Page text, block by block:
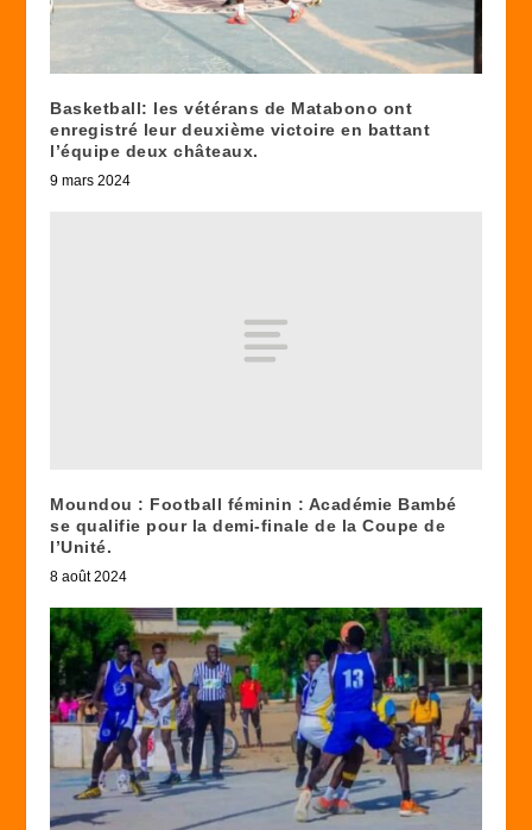
Basketball: les vétérans de Matabono ont
enregistré leur deuxième victoire en battant
l’équipe deux châteaux.
9 mars 2024
Moundou : Football féminin : Académie Bambé
se qualifie pour la demi-finale de la Coupe de
l’Unité.
8 août 2024